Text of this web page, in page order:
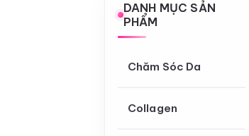
DANH MỤC SẢN
PHẨM
Chăm Sóc Da
Collagen